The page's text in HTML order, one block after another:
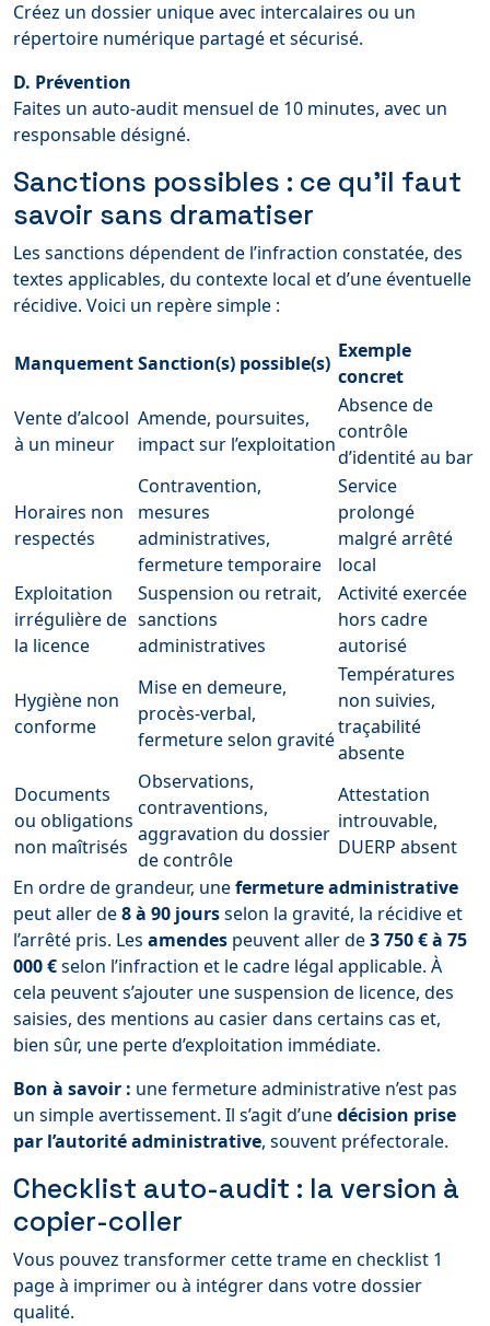
Créez un dossier unique avec intercalaires ou un
répertoire numérique partagé et sécurisé.
D. Prévention
Faites un auto-audit mensuel de 10 minutes, avec un
responsable désigné.
Sanctions possibles : ce qu’il faut
savoir sans dramatiser
Les sanctions dépendent de l’infraction constatée, des
textes applicables, du contexte local et d’une éventuelle
récidive. Voici un repère simple :
ManquementSanction(s) possible(s)
Exemple
concret
Vente d’alcool
à un mineur
Amende, poursuites,
impact sur l’exploitation
Absence de
contrôle
d’identité au bar
Horaires non
respectés
Contravention,
mesures
administratives,
fermeture temporaire
Service
prolongé
malgré arrêté
local
Exploitation
irrégulière de
la licence
Suspension ou retrait,
sanctions
administratives
Activité exercée
hors cadre
autorisé
Hygiène non
conforme
Mise en demeure,
procès-verbal,
fermeture selon gravité
Températures
non suivies,
traçabilité
absente
Documents
ou obligations
non maîtrisés
Observations,
contraventions,
aggravation du dossier
de contrôle
Attestation
introuvable,
DUERP absent
En ordre de grandeur, unefermeture administrative
peut aller de8 à 90 joursselon la gravité, la récidive et
l’arrêté pris. Les amendes peuvent aller de3 750 € à 75
000 €selon l’infraction et le cadre légal applicable. À
cela peuvent s’ajouter une suspension de licence, des
saisies, des mentions au casier dans certains cas et,
bien sûr, une perte d’exploitation immédiate.
Bon à savoir : une fermeture administrative n’est pas
un simple avertissement. Il s’agit d’unedécision prise
par l’autorité administrative, souvent préfectorale.
Checklist auto-audit : la version à
copier-coller
Vous pouvez transformer cette trame en checklist 1
page à imprimer ou à intégrer dans votre dossier
qualité.